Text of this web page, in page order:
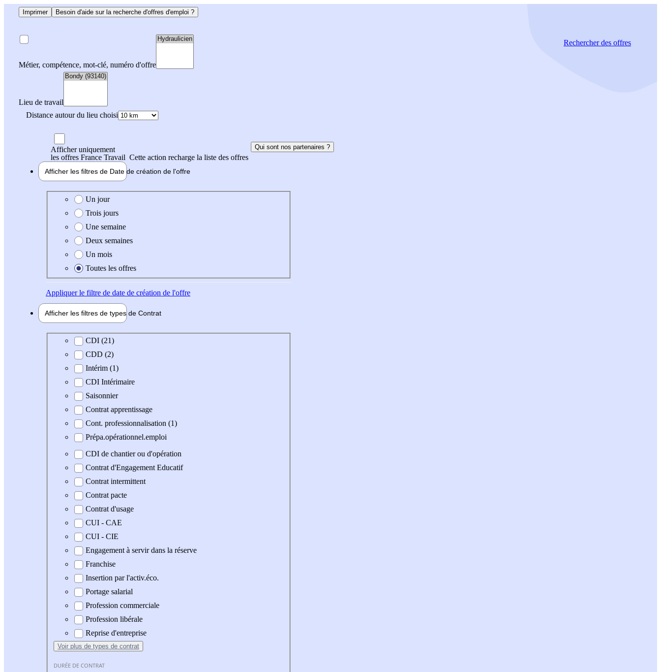
Imprimer Besoin d'aide sur la recherche d'offres d'emploi ?
Métier, compétence, mot-clé, numéro d'offre
Lieu de travail
Distance autour du lieu choisi
Rechercherdes offres
Afficher uniquement
les offres France Travail Cette action recharge la liste des offres
Qui sont nos partenaires ?
Afficher les filtres de Date de création de l'offre
Date de création de l'offre
Un jour
Trois jours
Une semaine
Deux semaines
Un mois
Toutes les offres
Appliquerle filtre de date de création de l'offre
Afficher les filtres de types de Contrat
Type de contratCDI (21)
CDD (2)
Intérim (1)
CDI Intérimaire
Saisonnier
Contrat apprentissage
Cont. professionnalisation (1)
Prépa.opérationnel.emploi
CDI de chantier ou d'opération
Contrat d'Engagement Educatif
Contrat intermittent
Contrat pacte
Contrat d'usage
CUI - CAE
CUI - CIE
Engagement à servir dans la réserve
Franchise
Insertion par l'activ.éco.
Portage salarial
Profession commerciale
Profession libérale
Reprise d'entreprise
Voir plus de types de contrat
DURÉE DE CONTRAT